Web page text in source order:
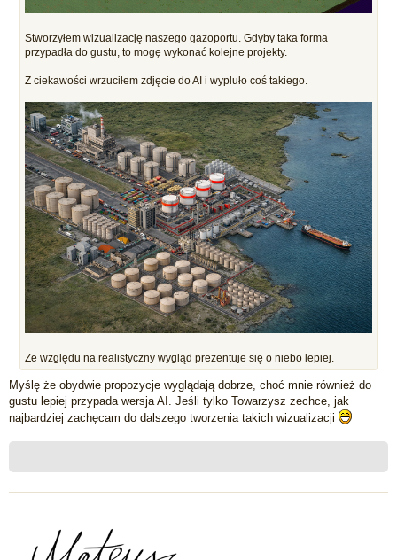
Stworzyłem wizualizację naszego gazoportu. Gdyby taka forma
przypadła do gustu, to mogę wykonać kolejne projekty.
Z ciekawości wrzuciłem zdjęcie do AI i wypluło coś takiego.
Ze względu na realistyczny wygląd prezentuje się o niebo lepiej.
Myślę że obydwie propozycje wyglądają dobrze, choć mnie również do
gustu lepiej przypada wersja AI. Jeśli tylko Towarzysz zechce, jak
najbardziej zachęcam do dalszego tworzenia takich wizualizacji